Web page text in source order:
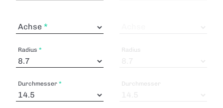
Achse
Radius
Durchmesser
Radius
Durchmesser